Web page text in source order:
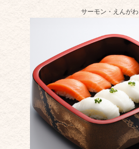
サーモン・えんがわ